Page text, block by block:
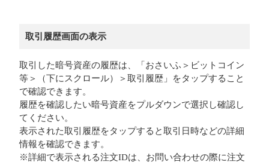
取引履歴画面の表示
取引した暗号資産の履歴は、「おさいふ＞ビットコイン
等＞（下にスクロール）＞取引履歴」をタップすること
で確認できます。
履歴を確認したい暗号資産をプルダウンで選択し確認し
てください。
表示された取引履歴をタップすると取引日時などの詳細
情報を確認できます。
※詳細で表示される注文IDは、お問い合わせの際に注文